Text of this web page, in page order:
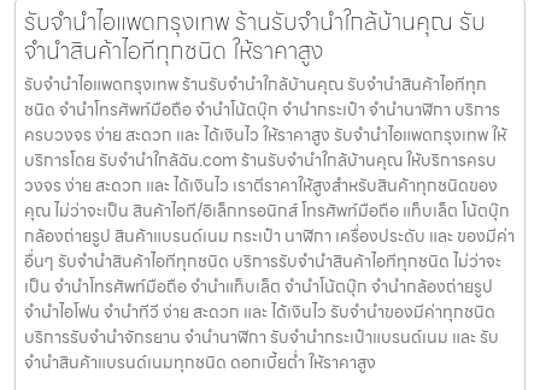
รับจำนำไอแพดกรุงเทพ ร้านรับจำนำใกล้บ้านคุณ รับ
จำนำสินค้าไอทีทุกชนิด ให้ราคาสูง
รับจำนำไอแพดกรุงเทพ ร้านรับจำนำใกล้บ้านคุณ รับจำนำสินค้าไอทีทุก
ชนิด จำนำโทรศัพท์มือถือ จำนำโน้ตบุ๊ก จำนำกระเป๋า จำนำนาฬิกา บริการ
ครบวงจร ง่าย สะดวก และ ได้เงินไว ให้ราคาสูง รับจำนำไอแพดกรุงเทพ ให้
บริการโดย รับจํานําใกล้ฉัน.com ร้านรับจำนำใกล้บ้านคุณ ให้บริการครบ
วงจร ง่าย สะดวก และ ได้เงินไว เราตีราคาให้สูงสำหรับสินค้าทุกชนิดของ
คุณ ไม่ว่าจะเป็น สินค้าไอที/อิเล็กทรอนิกส์ โทรศัพท์มือถือ แท็บเล็ต โน้ตบุ๊ก
กล้องถ่ายรูป สินค้าแบรนด์เนม กระเป๋า นาฬิกา เครื่องประดับ และ ของมีค่า
อื่นๆ รับจำนำสินค้าไอทีทุกชนิด บริการรับจำนำสินค้าไอทีทุกชนิด ไม่ว่าจะ
เป็น จำนำโทรศัพท์มือถือ จำนำแท็บเล็ต จำนำโน้ตบุ๊ก จำนำกล้องถ่ายรูป
จำนำไอโฟน จำนำทีวี ง่าย สะดวก และ ได้เงินไว รับจำนำของมีค่าทุกชนิด
บริการรับจำนำจักรยาน จำนำนาฬิกา รับจำนำกระเป๋าแบรนด์เนม และ รับ
จำนำสินค้าแบรนด์เนมทุกชนิด ดอกเบี้ยต่ำ ให้ราคาสูง